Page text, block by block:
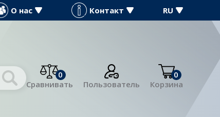
О нас Контакт RU
0
Сравнивать
Пользователь
0
Корзина